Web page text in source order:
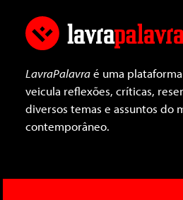
LavraPalavraé uma
veicula reflexões, críticas,
diversos temas e assuntos do
contemporâneo.